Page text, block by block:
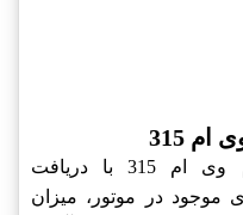
315
مجموعه دریچه گاز (تراتل) ام وی ام 315 با دریافت
موجود در موتور، میزان